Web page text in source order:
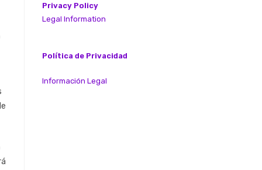
Privacy Policy
Legal Information
Política de Privacidad
Información Legal